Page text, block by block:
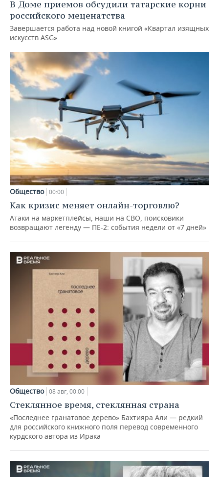
В Доме приемов обсудили татарские корни
российского меценатства
Завершается работа над новой книгой «Квартал изящных
искусств ASG»
Общество 00:00
Как кризис меняет онлайн-торговлю?
Атаки на маркетплейсы, наши на СВО, поисковики
возвращают легенду — ПЕ-2: события недели от «7 дней»
Общество 08 авг, 00:00
Стеклянное время, стеклянная страна
«Последнее гранатовое дерево» Бахтияра Али — редкий
для российского книжного поля перевод современного
курдского автора из Ирака